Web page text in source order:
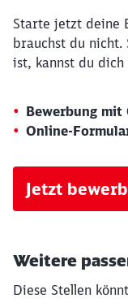
Starte jetzt deine
brauchst du nicht.
ist, kannst du
Bewerbung mit
Online-
Jetzt
Weitere
Diese Stellen